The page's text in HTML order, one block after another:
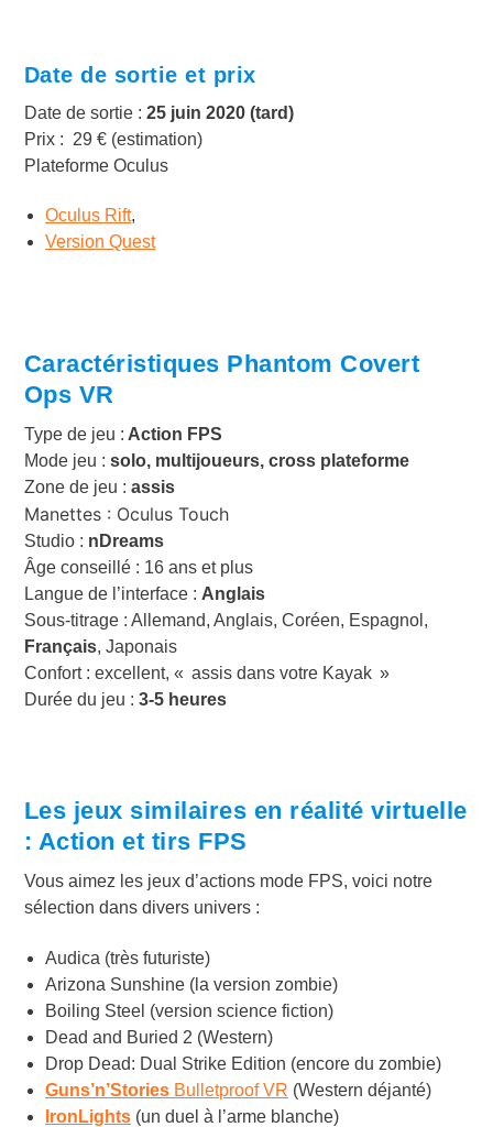
Date de sortie et prix
Date de sortie : 25 juin 2020 (tard)
Prix : 29 € (estimation)
Plateforme Oculus
Oculus Rift,
Version Quest
Caractéristiques Phantom Covert
Ops VR
Type de jeu : Action FPS
Mode jeu : solo, multijoueurs, cross plateforme
Zone de jeu : assis
Manettes : Oculus Touch
Studio : nDreams
Âge conseillé : 16 ans et plus
Langue de l’interface : Anglais
Sous-titrage : Allemand, Anglais, Coréen, Espagnol,
Français, Japonais
Confort : excellent, « assis dans votre Kayak »
Durée du jeu : 3-5 heures
Les jeux similaires en réalité virtuelle
: Action et tirs FPS
Vous aimez les jeux d’actions mode FPS, voici notre
sélection dans divers univers :
Audica (très futuriste)
Arizona Sunshine (la version zombie)
Boiling Steel (version science fiction)
Dead and Buried 2 (Western)
Drop Dead: Dual Strike Edition (encore du zombie)
Guns’n’Stories Bulletproof VR (Western déjanté)
IronLights (un duel à l’arme blanche)